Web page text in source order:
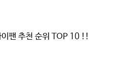
이팬 추천 순위 TOP 10 !!